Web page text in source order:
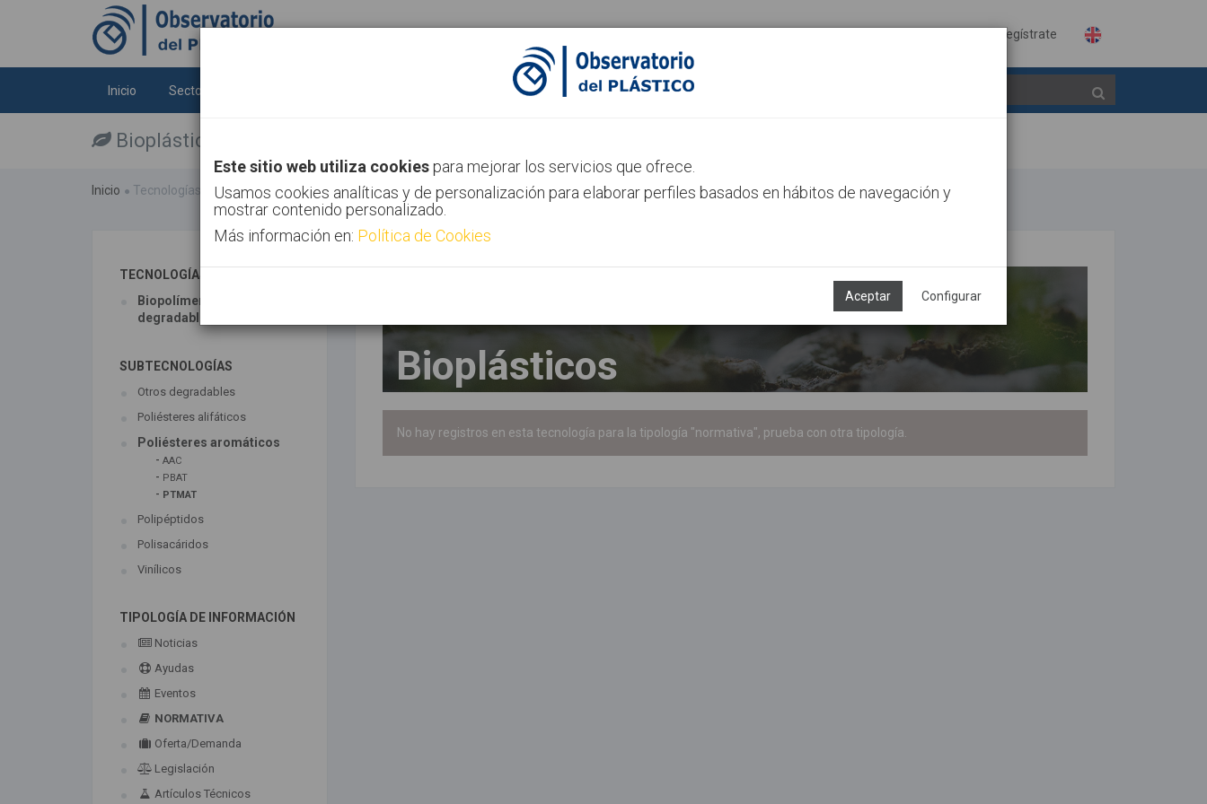
Regístrate
Inicio Sectores Canal AIMPLAS Contacto
Bioplásticos
Inicio Tecnologías Bioplásticos
Este sitio web utiliza cookies para mejorar los servicios que ofrece.
Usamos cookies analíticas y de personalización para elaborar perfiles basados en hábitos de navegación y
mostrar contenido personalizado.
Más información en: Política de Cookies
Aceptar Configurar
TECNOLOGÍAS ASOCIADAS
Biopolímeros y
degradables
SUBTECNOLOGÍAS
Otros degradables
Poliésteres alifáticos
Poliésteres aromáticos
- AAC
- PBAT
- PTMAT
Polipéptidos
Polisacáridos
Vinílicos
TIPOLOGÍA DE INFORMACIÓN
Noticias
Ayudas
Eventos
NORMATIVA
Oferta/Demanda
Legislación
Artículos Técnicos
Bioplásticos
No hay registros en esta tecnología para la tipología "normativa", prueba con otra tipología.